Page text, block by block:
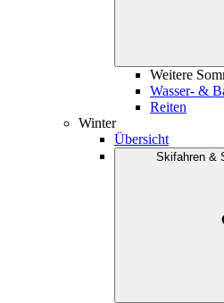
Weitere
Wasser- &
Reiten
Winter
Übersicht
Skifahren &